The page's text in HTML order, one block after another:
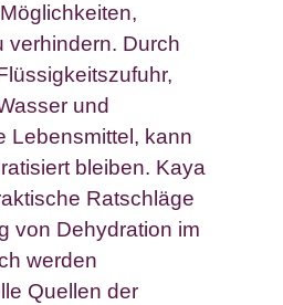
verhindern. Durch
und
Lebensmittel, kann
bleiben. Kaya
Ratschläge
von Dehydration im
werden
Quellen der